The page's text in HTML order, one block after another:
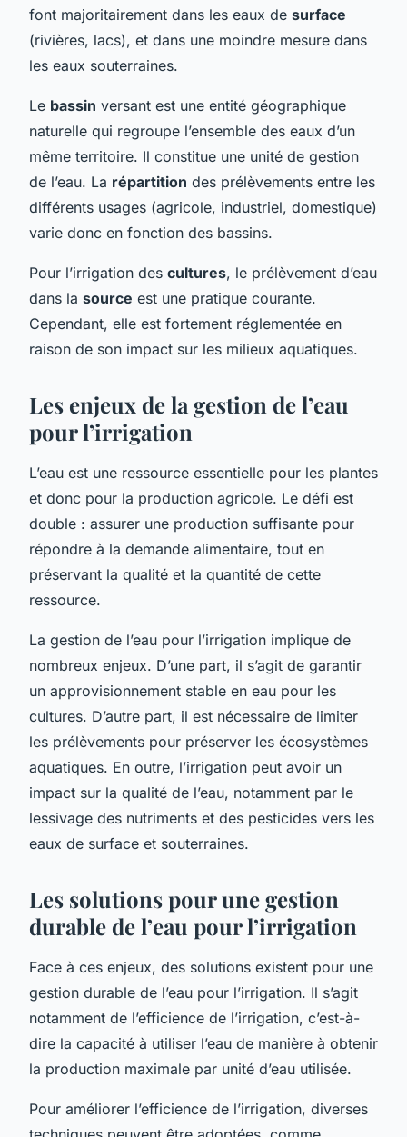
font majoritairement dans les eaux de surface
(rivières, lacs), et dans une moindre mesure dans
les eaux souterraines.
Le bassin versant est une entité géographique
naturelle qui regroupe l’ensemble des eaux d’un
même territoire. Il constitue une unité de gestion
de l’eau. La répartition des prélèvements entre les
différents usages (agricole, industriel, domestique)
varie donc en fonction des bassins.
Pour l’irrigation des cultures, le prélèvement d’eau
dans la source est une pratique courante.
Cependant, elle est fortement réglementée en
raison de son impact sur les milieux aquatiques.
Les enjeux de la gestion de l’eau
pour l’irrigation
L’eau est une ressource essentielle pour les plantes
et donc pour la production agricole. Le défi est
double : assurer une production suffisante pour
répondre à la demande alimentaire, tout en
préservant la qualité et la quantité de cette
ressource.
La gestion de l’eau pour l’irrigation implique de
nombreux enjeux. D’une part, il s’agit de garantir
un approvisionnement stable en eau pour les
cultures. D’autre part, il est nécessaire de limiter
les prélèvements pour préserver les écosystèmes
aquatiques. En outre, l’irrigation peut avoir un
impact sur la qualité de l’eau, notamment par le
lessivage des nutriments et des pesticides vers les
eaux de surface et souterraines.
Les solutions pour une gestion
durable de l’eau pour l’irrigation
Face à ces enjeux, des solutions existent pour une
gestion durable de l’eau pour l’irrigation. Il s’agit
notamment de l’efficience de l’irrigation, c’est-à-
dire la capacité à utiliser l’eau de manière à obtenir
la production maximale par unité d’eau utilisée.
Pour améliorer l’efficience de l’irrigation, diverses